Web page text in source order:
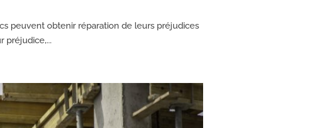
peuvent obtenir réparation de leurs préjudices
préjudice,...